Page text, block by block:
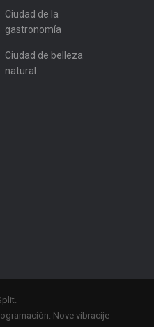
Ciudad de la
gastronomía
Ciudad de belleza
natural
Nove vibracije